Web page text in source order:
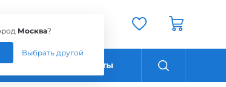
Москва?
Выбрать другой
Контакты